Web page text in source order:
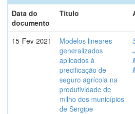
Data do
documento
Título
15-Fev-2021
Modelos lineares
generalizados
aplicados à
precificação de
seguro agrícola na
produtividade de
milho dos municípios
de Sergipe